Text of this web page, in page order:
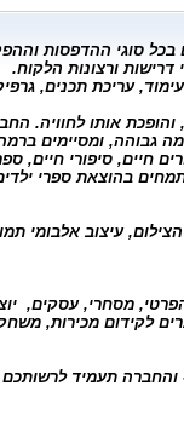
סוגי ההדפסות
ורצונות הלקוח.
עריכת תכנים,
אותו לחוויה.
גבוהה, ומסיימים
חיים, סיפורי חיים,
בהוצאת ספרי
עיצוב אלבומי
מסחרי, עסקים,
לקידום מכירות,
והחברה תעמיד